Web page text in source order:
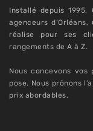
Installé depuis 1995,
agenceurs
réalise pour ses
rangements de A à Z.
Nous concevons vos
pose. Nous prônons
prix abordables.